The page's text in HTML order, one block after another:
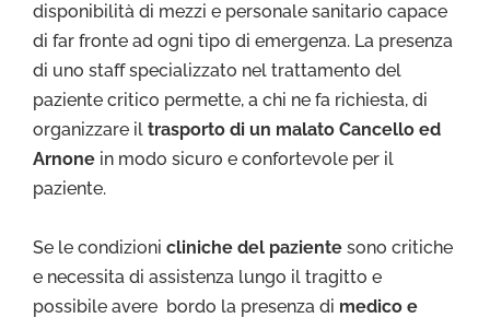
disponibilità di mezzi e personale sanitario capace
di far fronte ad ogni tipo di emergenza. La presenza
di uno staff specializzato nel trattamento del
paziente critico permette, a chi ne fa richiesta, di
organizzare il trasporto di un malato Cancello ed
Arnone in modo sicuro e confortevole per il
paziente.
Se le condizioni cliniche del paziente sono critiche
e necessita di assistenza lungo il tragitto e
possibile avere bordo la presenza di medico e